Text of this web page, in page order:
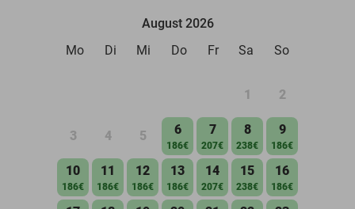
August 2026
Mo
Di Mi Do Fr Sa So
1 2
3 4 5 6
186€
7
207€
8
238€
9
186€
10
186€
11
186€
12
186€
13
186€
14
207€
15
238€
16
186€